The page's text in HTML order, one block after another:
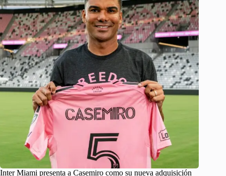
Inter Miami presenta a Casemiro como su nueva adquisición